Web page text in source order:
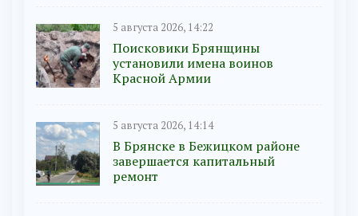
5 августа 2026, 14:22
Поисковики Брянщины
установили имена воинов
Красной Армии
5 августа 2026, 14:14
В Брянске в Бежицком районе
завершается капитальный
ремонт